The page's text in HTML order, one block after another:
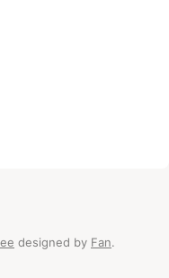
designed by Fan.